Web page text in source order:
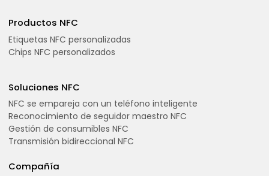
Productos NFC
Etiquetas NFC personalizadas
Chips NFC personalizados
Soluciones NFC
NFC se empareja con un teléfono inteligente
Reconocimiento de seguidor maestro NFC
Gestión de consumibles NFC
Transmisión bidireccional NFC
Compañía